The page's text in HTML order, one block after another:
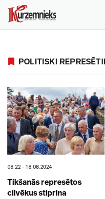
POLITISKI
08:22 - 18.08.2024
Tikšanās represētos
cilvēkus stiprina